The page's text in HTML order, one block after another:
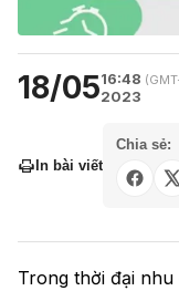
18/0516:48
2023
In bài viết
Chia sẻ:
Trong thời đại